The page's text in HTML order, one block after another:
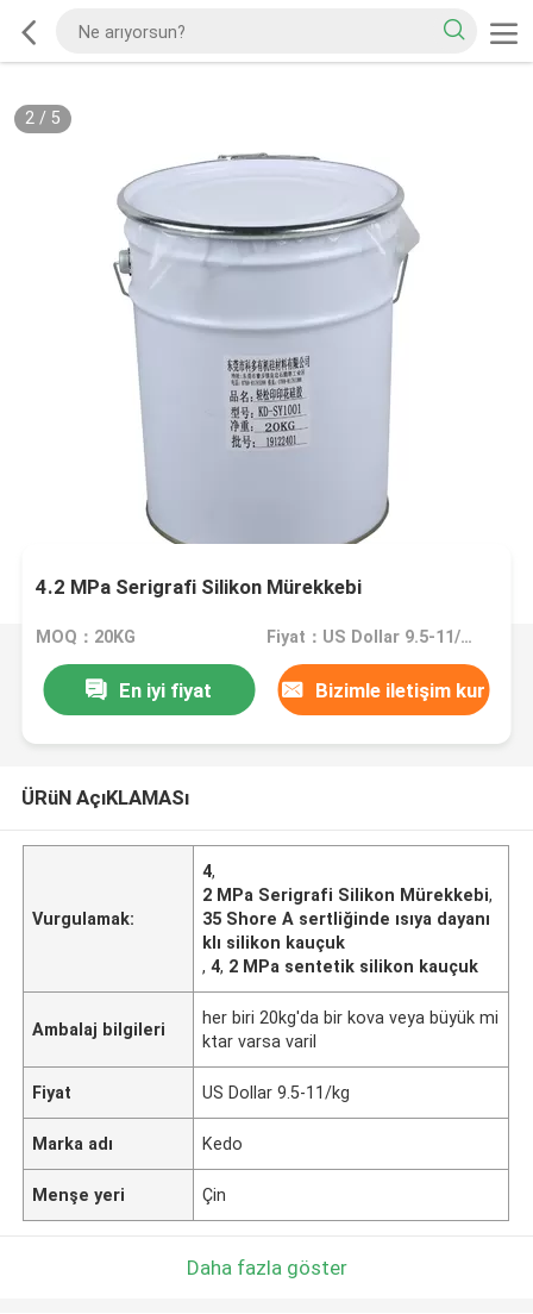
2/ 5
4.2 MPa Serigrafi Silikon Mürekkebi
MOQ：20KG Fiyat：US Dollar 9.5-11/kg
En iyi fiyat Bizimle iletişim kur
ÜRüN AçıKLAMASı
Vurgulamak:
4,
2 MPa Serigrafi Silikon Mürekkebi,
35 Shore A sertliğinde ısıya dayanı
klı silikon kauçuk
,4, 2 MPa sentetik silikon kauçuk
Ambalaj bilgileri
her biri 20kg'da bir kova veya büyük mi
ktar varsa varil
Fiyat US Dollar 9.5-11/kg
Marka adı Kedo
Menşe yeri Çin
Daha fazla göster